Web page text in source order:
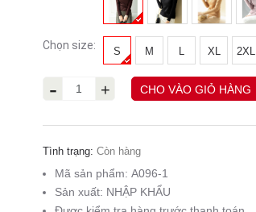
Chọn size: S M L XL 2XL
- + CHO VÀO GIỎ HÀNG
Tình trạng: Còn hàng
Mã sản phẩm: A096-1
Sản xuất: NHẬP KHẨU